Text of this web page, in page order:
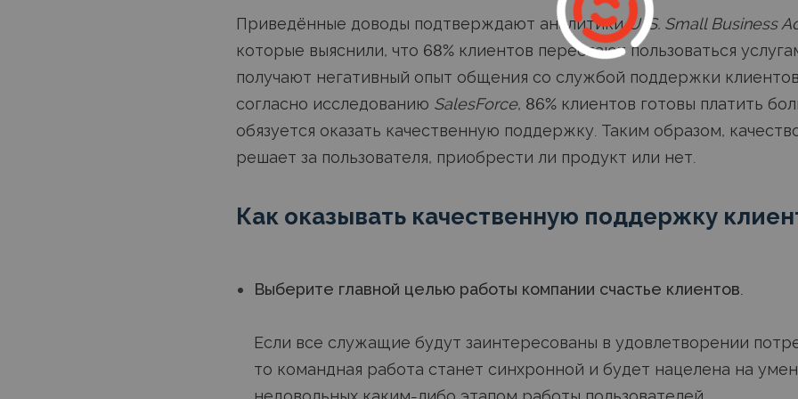
Приведённые доводы подтверждают аналитикиU. S. Small Business
которые выяснили, что 68% клиентов перестают пользоваться
получают негативный опыт общения со службой поддержки
согласно исследованию SalesForce, 86% клиентов готовы платить
обязуется оказать качественную поддержку. Таким образом,
решает за пользователя, приобрести ли продукт или нет.
Как оказывать качественную поддержку
Выберите главной целью работы компании счастье клиентов.
Если все служащие будут заинтересованы в удовлетворении
то командная работа станет синхронной и будет нацелена на